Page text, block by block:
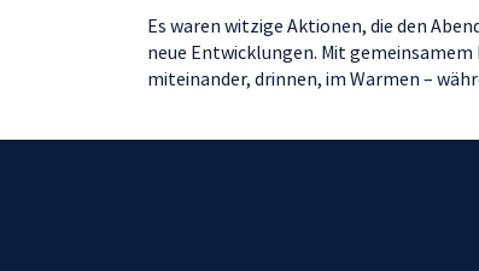
Es waren witzige Aktionen, die den
neue Entwicklungen. Mit
miteinander, drinnen, im Warmen –